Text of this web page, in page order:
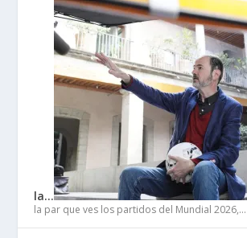
la…
la par que ves los partidos del Mundial 2026,…